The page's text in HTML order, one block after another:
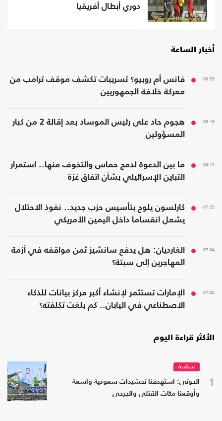
دوري أبطال أفريقيا
أخبار الساعة
08:53
فانس أم روبيو؟ تسريبات تكشف موقف ترامب من
معركة خلافة الجمهوريين
08:16
هجوم حاد على رئيس الموساد بعد إقالة 2 من كبار
المسؤولين
08:14
ما بين الدعوة لدمج حماس والتخوف منها.. استمرار
التباين الإسرائيلي بشأن اتفاق غزة
07:25
كارلسون يلوح بتأسيس حزب جديد.. نفوذ الاحتلال
يشعل انقساما داخل اليمين الأمريكي
07:04
الغارديان: هل يدفع سانشيز ثمن مواقفه في أزمة
المهاجرين إلى سبتة؟
07:02
الإمارات تستثمر لإنشاء أكبر مركز بيانات للذكاء
الاصطناعي في اليابان.. كم بلغت تكلفته؟
الأكثر قراءة اليوم
1
سياسة
الحوثي: استهدفنا تحشيدات سعودية واسعة
وأوقعنا مئات القتلى والجرحى